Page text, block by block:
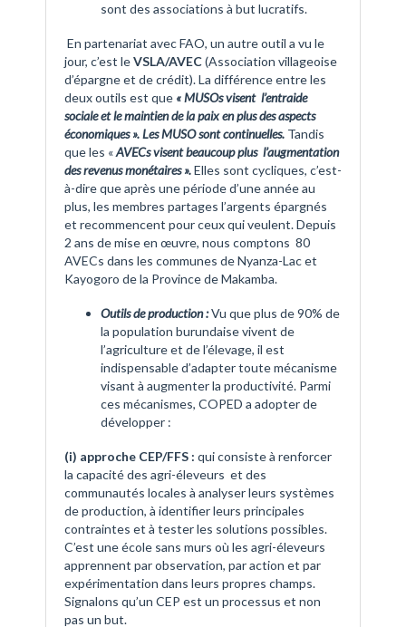
sont des associations à but lucratifs.
En partenariat avec FAO, un autre outil a vu le
jour, c’est leVSLA/AVEC(Association villageoise
d’épargne et de crédit). La différence entre les
deux outils est que « MUSOs visent l’entraide
sociale et le maintien de la paix en plus des aspects
économiques ». Les MUSO sont continuelles. Tandis
que les «AVECs visent beaucoup plus l’augmentation
des revenus monétaires ».Elles sont cycliques, c’est-
à-dire que après une période d’une année au
plus, les membres partages l’argents épargnés
et recommencent pour ceux qui veulent. Depuis
2 ans de mise en œuvre, nous comptons 80
AVECs dans les communes de Nyanza-Lac et
Kayogoro de la Province de Makamba.
Outils de production :Vu que plus de 90% de
la population burundaise vivent de
l’agriculture et de l’élevage, il est
indispensable d’adapter toute mécanisme
visant à augmenter la productivité. Parmi
ces mécanismes, COPED a adopter de
développer :
(i) approche CEP/FFS : qui consiste à renforcer
la capacité des agri-éleveurs et des
communautés locales à analyser leurs systèmes
de production, à identifier leurs principales
contraintes et à tester les solutions possibles.
C’est une école sans murs où les agri-éleveurs
apprennent par observation, par action et par
expérimentation dans leurs propres champs.
Signalons qu’un CEP est un processus et non
pas un but.